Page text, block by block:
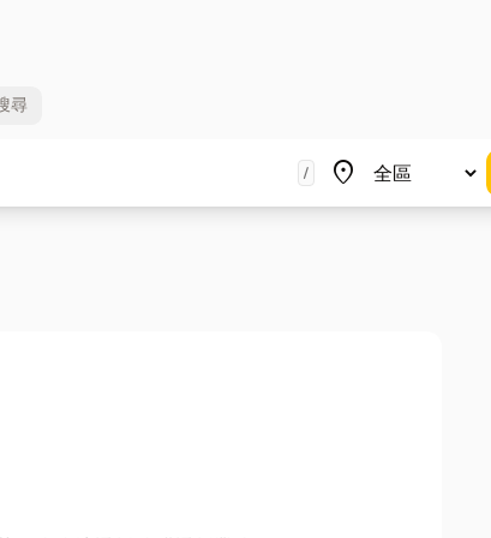
尋
/ place
地區